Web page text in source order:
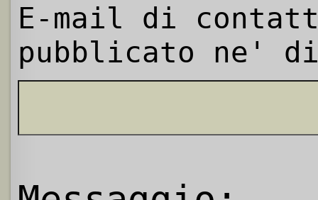
E-mail di
pubblicato ne'